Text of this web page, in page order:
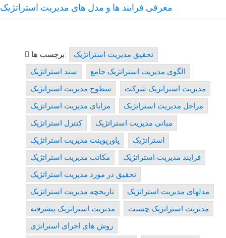
معرفی فرایند ها و مدل های مدیریت استراتژیک
برچسب ها:
تحقیق مدیریت استراتژیک
سند استراتژیک
الگوی مدیریت استراتژیک جامع
سطوح مدیریت استراتژیک
مدیریت استراتژیک شرکت
مزایای مدیریت استراتژیک
مراحل مدیریت استراتژیک
کنترل استراتژیک
مبانی مدیریت استراتژیک
پاورپوینت مدیریت استراتژیک
استراتژیک
مکاتب مدیریت استراتژیک
فرایند مدیریت استراتژیک
تحقیق در مورد مدیریت استراتژیک
تاریخچه مدیریت استراتژیک
مدلهای مدیریت استراتژیک
مدیریت استراتژیک پیشرفته
مدیریت استراتژیک چیست
روش های اجرای استراتژی